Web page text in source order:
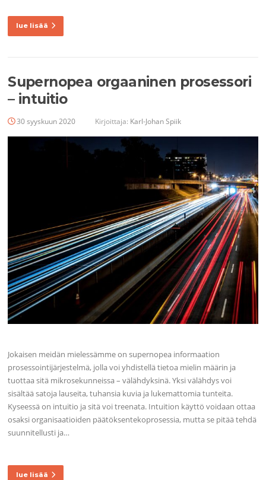
lue lisää
Supernopea orgaaninen prosessori
– intuitio
30 syyskuun 2020 Kirjoittaja: Karl-Johan Spiik
Jokaisen meidän mielessämme on supernopea informaation
prosessointijärjestelmä, jolla voi yhdistellä tietoa mielin määrin ja
tuottaa sitä mikrosekunneissa – välähdyksinä. Yksi välähdys voi
sisältää satoja lauseita, tuhansia kuvia ja lukemattomia tunteita.
Kyseessä on intuitio ja sitä voi treenata. Intuition käyttö voidaan ottaa
osaksi organisaatioiden päätöksentekoprosessia, mutta se pitää tehdä
suunnitellusti ja…
lue lisää